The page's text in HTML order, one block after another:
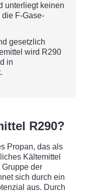
unterliegt keinen
F-Gase-
gesetzlich
wird R290
in
R290?
Propan, das als
Kältemittel
der
sich durch ein
aus. Durch